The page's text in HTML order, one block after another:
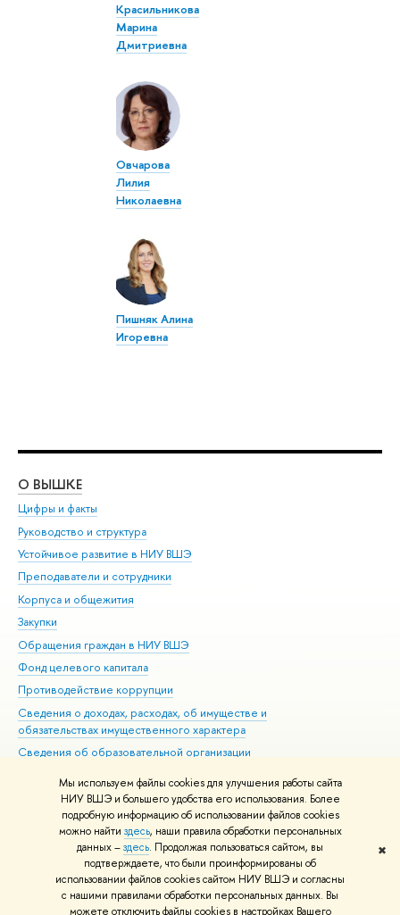
Мы используем файлы cookies для улучшения работы сайта
НИУ ВШЭ и большего удобства его использования. Более
подробную информацию об использовании файлов cookies
можно найти здесь, наши правила обработки персональных
данных –здесь. Продолжая пользоваться сайтом, вы
подтверждаете, что были проинформированы об
использовании файлов cookies сайтом НИУ ВШЭ и согласны
с нашими правилами обработки персональных данных. Вы
можете отключить файлы cookies в настройках Вашего
✖
Красильникова
Марина
Дмитриевна
Овчарова
Лилия
Николаевна
Пишняк Алина
Игоревна
О ВЫШКЕ
Цифры и факты
Руководство и структура
Устойчивое развитие в НИУ ВШЭ
Преподаватели и сотрудники
Корпуса и общежития
Закупки
Обращения граждан в НИУ ВШЭ
Фонд целевого капитала
Противодействие коррупции
Сведения о доходах, расходах, об имуществе и
обязательствах имущественного характера
Сведения об образовательной организации
Людям с ограниченными возможностями здоровья
Единая платежная страница
Работа в Вышке
© НИУ ВШЭ 1993–2026 Адреса и контакты Условия использования
материалов Политика конфиденциальности Карта сайта